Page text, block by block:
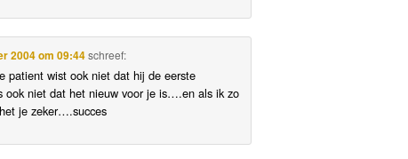
2004 om 09:44schreef:
patient wist ook niet dat hij de eerste
niet dat het nieuw voor je is….en als ik zo
je zeker….succes